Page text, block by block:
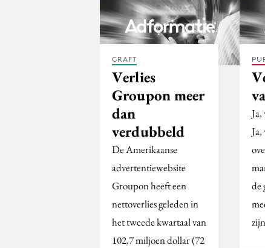
CRAFT
Verlies
Groupon meer
dan
verdubbeld
De Amerikaanse
advertentiewebsite
Groupon heeft een
nettoverlies geleden in
het tweede kwartaal van
102,7 miljoen dollar (72
de